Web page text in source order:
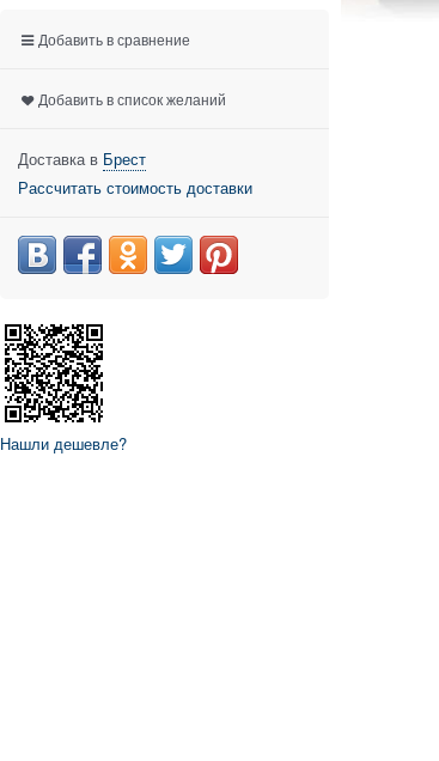
Добавить в сравнение
Добавить в список желаний
Доставка в Брест
Рассчитать стоимость доставки
Нашли дешевле?